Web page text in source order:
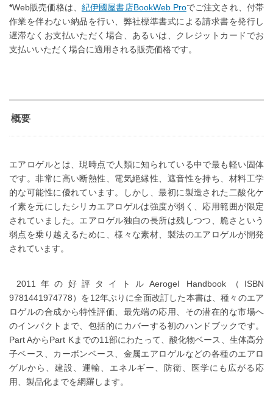
*Web販売価格は、 紀伊國屋書店BookWeb Proでご注文され、付帯
作業を伴わない納品を行い、弊社標準書式による請求書を発行し
遅滞なくお支払いただく場合、あるいは、クレジットカードでお
支払いいただく場合に適用される販売価格です。
概要
エアロゲルとは 、現時点で人類に知られている中で最も軽い固体
です。非常に高い断熱性、電気絶縁性、遮音性を持ち
材料工学
的な可能性に優れています。
しかし、最初に製造された二酸化ケ
イ素を元にしたシリカエアロゲルは強度が弱く、応用範囲が限定
されていました。エアロゲル独自の長所は残しつつ、脆さという
弱点を乗り越えるために、様々な素材、製法のエアロゲルが開発
されています。
2011 年の好評タイトル Aerogel Handbook（ ISBN
9781441974778）を12年ぶりに全面改訂した本書は、種々のエア
ロゲルの合成から特性評価、最先端の応用、その潜在的な市場へ
のインパクトまで、包括的にカバーする初のハンドブックです。
Part AからPart Kまでの11部にわたって、酸化物ベース、生体高分
子ベース、カーボンベース、金属エアロゲルなどの各種のエアロ
ゲルから、建設、運輸、エネルギー、防衛、医学にも広がる応
用、製品化までを網羅します。